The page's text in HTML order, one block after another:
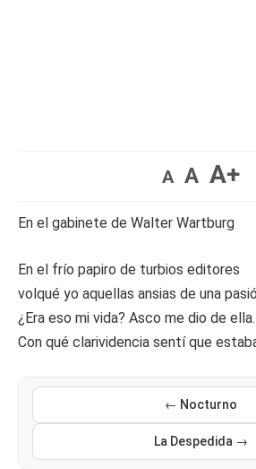
A A A+
En el gabinete de Walter Wartburg
En el frío papiro de turbios editores
volqué yo aquellas ansias de una
¿Era eso mi vida? Asco me dio de ella.
Con qué clarividencia sentí que
← Nocturno
La Despedida →